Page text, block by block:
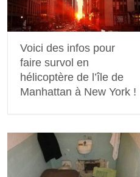
Voici des infos pour
faire survol en
hélicoptère de l’île de
Manhattan à New York !